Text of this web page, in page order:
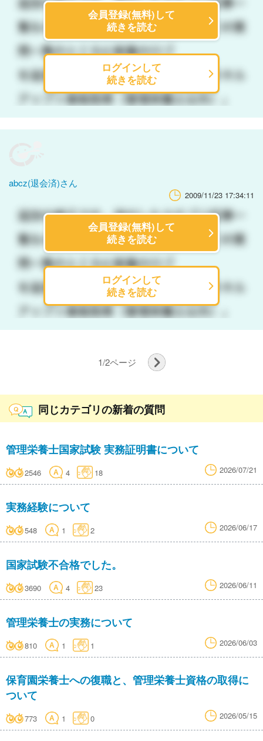
会員登録(無料)して
続きを読む
ログインして
続きを読む
abcz(退会済)さん
2009/11/23 17:34:11
会員登録(無料)して
続きを読む
ログインして
続きを読む
1/2ページ
同じカテゴリの新着の質問
管理栄養士国家試験 実務証明書について
2546 4 18 2026/07/21
実務経験について
548 1 2 2026/06/17
国家試験不合格でした。
3690 4 23 2026/06/11
管理栄養士の実務について
810 1 1 2026/06/03
保育園栄養士への復職と、管理栄養士資格の取得に
ついて
773 1 0 2026/05/15